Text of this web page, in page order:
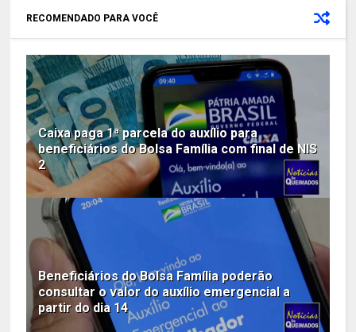
RECOMENDADO PARA VOCÊ
Caixa paga 1ª parcela do auxílio para
beneficiários do Bolsa Família com final de NIS
2
Beneficiários do Bolsa Família poderão
consultar o valor do auxílio emergencial a
partir do dia 14